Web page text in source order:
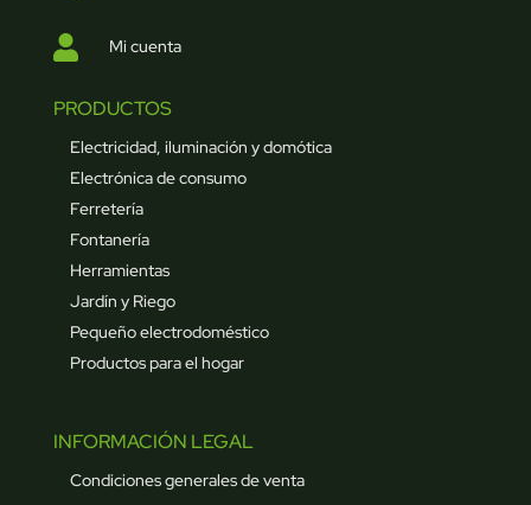
 Mi cuenta
PRODUCTOS
Electricidad, iluminación y domótica
Electrónica de consumo
Ferretería
Fontanería
Herramientas
Jardín y Riego
Pequeño electrodoméstico
Productos para el hogar
INFORMACIÓN LEGAL
Condiciones generales de venta